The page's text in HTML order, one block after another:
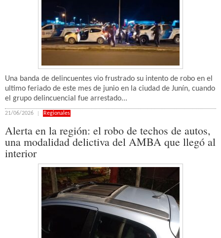
Una banda de delincuentes vio frustrado su intento de robo en el
ultimo feriado de este mes de junio en la ciudad de Junín, cuando
el grupo delincuencial fue arrestado...
21/06/2026 Regionales
Alerta en la región: el robo de techos de autos,
una modalidad delictiva del AMBA que llegó al
interior